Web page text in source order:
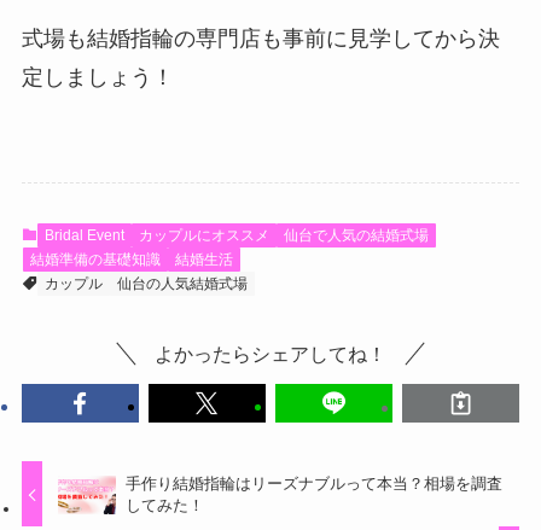
式場も結婚指輪の専門店も事前に見学してから決
定しましょう！
Bridal Event カップルにオススメ
仙台で人気の結婚式場
結婚準備の基礎知識
結婚生活
カップル
仙台の人気結婚式場
よかったらシェアしてね！
手作り結婚指輪はリーズナブルって本当？相場を調査
してみた！